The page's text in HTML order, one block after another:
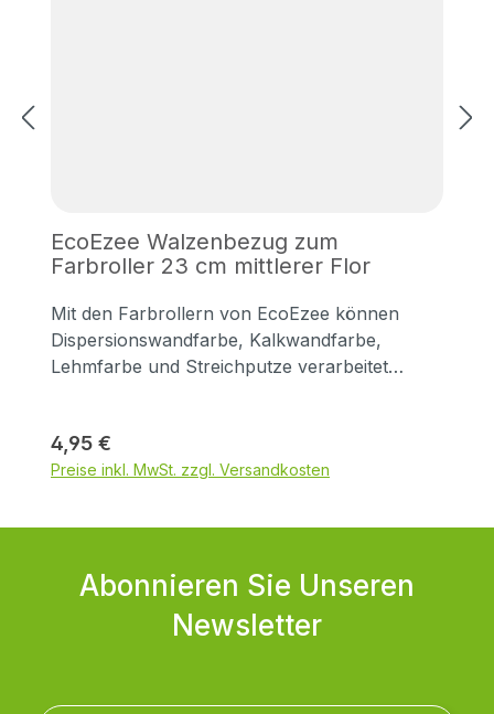
EcoEzee Walzenbezug zum
Farbroller 23 cm mittlerer Flor
Mit den Farbrollern von EcoEzee können
Dispersionswandfarbe, Kalkwandfarbe,
Lehmfarbe und Streichputze verarbeitet
garantiert beste Arbeitsergebnisse. Der
Walzenflor hat eine Breite von 23 cm und
besteht aus 100% Recyclingkunststoff und ist
entsorgt werden muss. EcoEzee
Farbrollerhalter Er wird aus Bambus
Regulärer Preis:
4,95 €
Preise inkl. MwSt. zzgl. Versandkosten
Abonnieren Sie Unseren
Newsletter